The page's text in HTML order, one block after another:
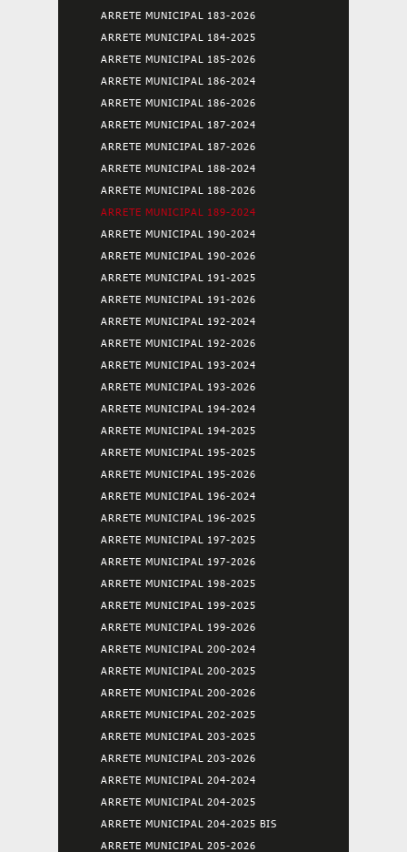
ARRETE MUNICIPAL 183-2026
ARRETE MUNICIPAL 184-2025
ARRETE MUNICIPAL 185-2026
ARRETE MUNICIPAL 186-2024
ARRETE MUNICIPAL 186-2026
ARRETE MUNICIPAL 187-2024
ARRETE MUNICIPAL 187-2026
ARRETE MUNICIPAL 188-2024
ARRETE MUNICIPAL 188-2026
ARRETE MUNICIPAL 189-2024
ARRETE MUNICIPAL 190-2024
ARRETE MUNICIPAL 190-2026
ARRETE MUNICIPAL 191-2025
ARRETE MUNICIPAL 191-2026
ARRETE MUNICIPAL 192-2024
ARRETE MUNICIPAL 192-2026
ARRETE MUNICIPAL 193-2024
ARRETE MUNICIPAL 193-2026
ARRETE MUNICIPAL 194-2024
ARRETE MUNICIPAL 194-2025
ARRETE MUNICIPAL 195-2025
ARRETE MUNICIPAL 195-2026
ARRETE MUNICIPAL 196-2024
ARRETE MUNICIPAL 196-2025
ARRETE MUNICIPAL 197-2025
ARRETE MUNICIPAL 197-2026
ARRETE MUNICIPAL 198-2025
ARRETE MUNICIPAL 199-2025
ARRETE MUNICIPAL 199-2026
ARRETE MUNICIPAL 200-2024
ARRETE MUNICIPAL 200-2025
ARRETE MUNICIPAL 200-2026
ARRETE MUNICIPAL 202-2025
ARRETE MUNICIPAL 203-2025
ARRETE MUNICIPAL 203-2026
ARRETE MUNICIPAL 204-2024
ARRETE MUNICIPAL 204-2025
ARRETE MUNICIPAL 204-2025 BIS
ARRETE MUNICIPAL 205-2026